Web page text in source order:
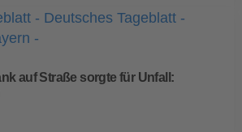
auf Straße sorgte für Unfall: